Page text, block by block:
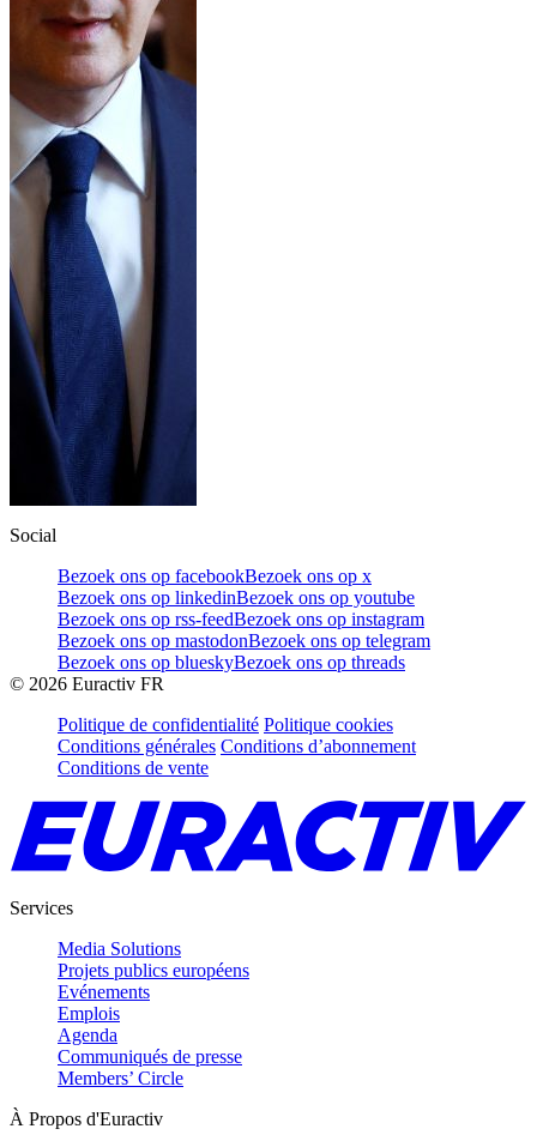
Social
Bezoek ons op facebookBezoek ons op x
Bezoek ons op linkedinBezoek ons op youtube
Bezoek ons op rss-feedBezoek ons op instagram
Bezoek ons op mastodonBezoek ons op telegram
Bezoek ons op blueskyBezoek ons op threads
© 2026 Euractiv FR
Politique de confidentialité Politique cookies
Conditions générales Conditions d’abonnement
Conditions de vente
Services
Media Solutions
Projets publics européens
Evénements
Emplois
Agenda
Communiqués de presse
Members’ Circle
À Propos d'Euractiv